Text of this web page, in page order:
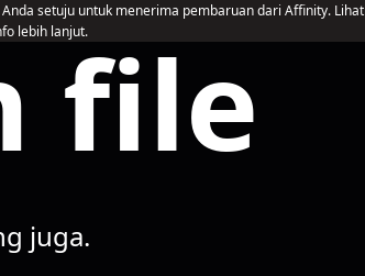
setuju untuk menerima pembaruan dari Affinity. Lihat
lebih lanjut.file
juga.